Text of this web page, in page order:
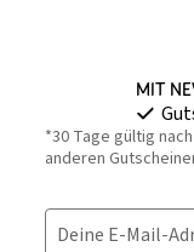
Mit
*30 Tage gültig
anderen
Deine E-Mail-